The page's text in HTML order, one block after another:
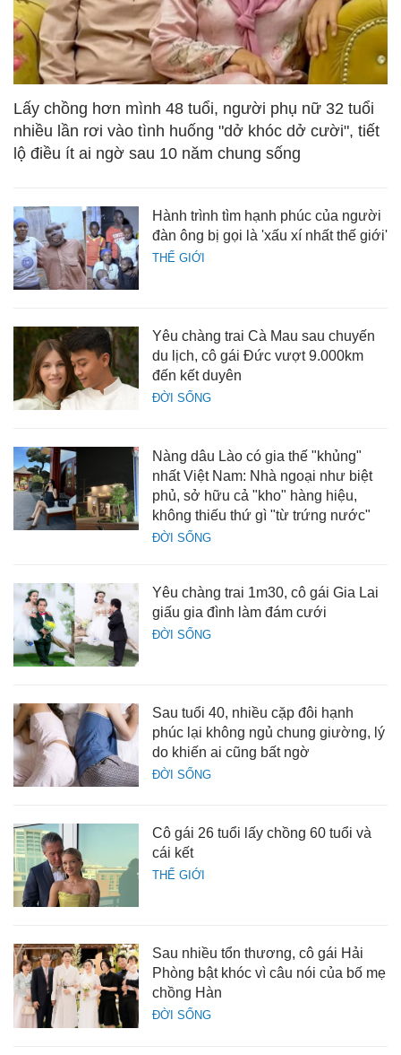
Lấy chồng hơn mình 48 tuổi, người phụ nữ 32 tuổi
nhiều lần rơi vào tình huống "dở khóc dở cười", tiết
lộ điều ít ai ngờ sau 10 năm chung sống
THẾ GIỚI
Hành trình tìm hạnh phúc của người
đàn ông bị gọi là 'xấu xí nhất thế giới'
ĐỜI SỐNG
Yêu chàng trai Cà Mau sau chuyến
du lịch, cô gái Đức vượt 9.000km
đến kết duyên
ĐỜI SỐNG
Nàng dâu Lào có gia thế "khủng"
nhất Việt Nam: Nhà ngoại như biệt
phủ, sở hữu cả "kho" hàng hiệu,
không thiếu thứ gì "từ trứng nước"
ĐỜI SỐNG
Yêu chàng trai 1m30, cô gái Gia Lai
giấu gia đình làm đám cưới
ĐỜI SỐNG
Sau tuổi 40, nhiều cặp đôi hạnh
phúc lại không ngủ chung giường, lý
do khiến ai cũng bất ngờ
THẾ GIỚI
Cô gái 26 tuổi lấy chồng 60 tuổi và
cái kết
ĐỜI SỐNG
Sau nhiều tổn thương, cô gái Hải
Phòng bật khóc vì câu nói của bố mẹ
chồng Hàn